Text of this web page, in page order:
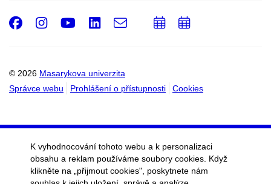
© 2026 Masarykova univerzita
Správce webu
Prohlášení o přístupnosti Cookies
Facebook
Instagram
Youtube
LinkedIn
e-
PřidatPřidat
K vyhodnocování tohoto webu a k personalizaci
obsahu a reklam používáme soubory cookies. Když
klikněte na „přijmout cookies", poskytnete nám